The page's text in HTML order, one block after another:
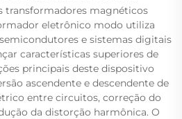
transformadores magnéticos
eletrônico modo utiliza
e sistemas digitais
características superiores de
principais deste dispositivo
ascendente e descendente de
entre circuitos, correção do
da distorção harmônica. O